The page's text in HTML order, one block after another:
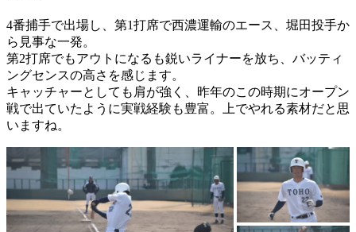
4番捕手で出場し、第1打席で西濃運輸のエース、堀田投手か
ら見事な一発。
第2打席でもアウトになるも鋭いライナーを放ち、バッティ
ングセンスの高さを感じます。
キャッチャーとしても肩が強く、昨年のこの時期にオープン
戦で出ていたように実戦経験も豊富。上でやれる素材だと思
いますね。